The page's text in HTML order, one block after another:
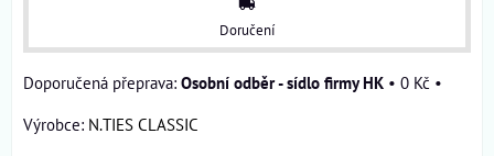
Doručení
Osobní odběr - sídlo firmy HK • 0 Kč •
Výrobce: N.TIES CLASSIC